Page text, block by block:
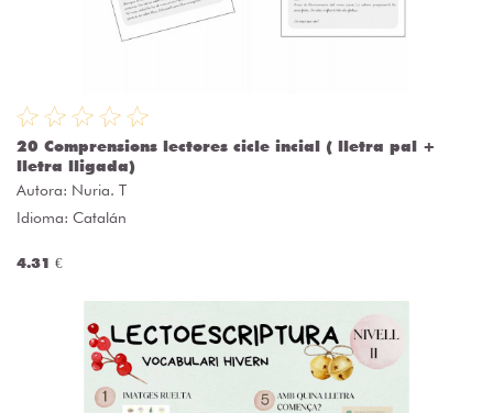
20 Comprensions lectores cicle incial ( lletra pal +
lletra lligada)
Autora: Nuria. T
Idioma: Catalán
4.31 €